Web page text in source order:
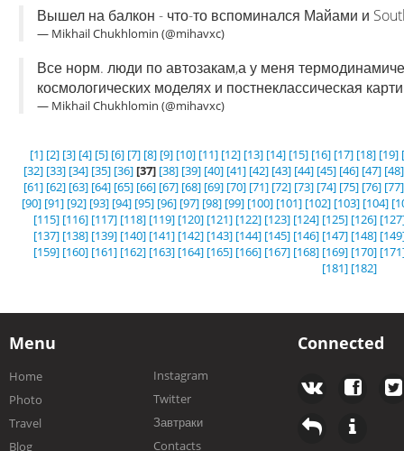
Вышел на балкон - что-то вспоминался Майами и
— Mikhail Chukhlomin (@mihavxc)
Все норм. люди по автозакам,а у меня
космологических моделях и постнеклассическая
— Mikhail Chukhlomin (@mihavxc)
[1] [2] [3] [4] [5] [6] [7] [8] [9] [10] [11] [12] [13] [14] [15] [16] [17] [18] [19]
[32] [33] [34] [35] [36] [37] [38] [39] [40] [41] [42] [43] [44] [45] [46] [47] [48]
[61] [62] [63] [64] [65] [66] [67] [68] [69] [70] [71] [72] [73] [74] [75] [76] [77]
[90] [91] [92] [93] [94] [95] [96] [97] [98] [99] [100] [101] [102] [103] [104]
[115] [116] [117] [118] [119] [120] [121] [122] [123] [124] [125] [126]
[137] [138] [139] [140] [141] [142] [143] [144] [145] [146] [147] [148]
[159] [160] [161] [162] [163] [164] [165] [166] [167] [168] [169] [170]
[181] [182]
Menu
Home
Photo
Travel
Blog
Instagram
Twitter
Завтраки
Contacts
Connected